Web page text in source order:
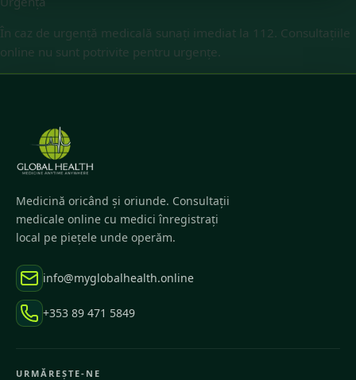
În caz de urgență medicală sunați imediat la 112. Consultațiile
online nu sunt potrivite pentru urgențe.
Medicină oricând și oriunde. Consultații
medicale online cu medici înregistrați
local pe piețele unde operăm.
info@myglobalhealth.online
+353 89 471 5849
URMĂREȘTE-NE